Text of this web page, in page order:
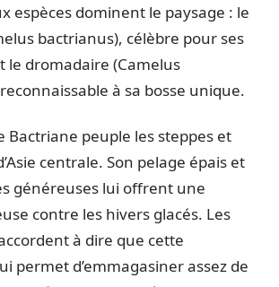
espèces dominent le paysage : le
bactrianus), célèbre pour ses
le dromadaire (Camelus
à sa bosse unique.
Bactriane peuple les steppes et
centrale. Son pelage épais et
généreuses lui offrent une
contre les hivers glacés. Les
à dire que cette
permet d’emmagasiner assez de